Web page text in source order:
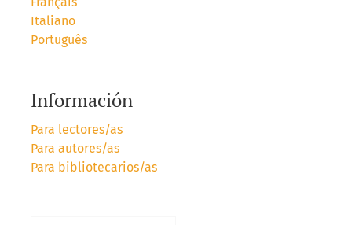
Italiano
Português
Información
Para lectores/as
Para autores/as
Para bibliotecarios/as